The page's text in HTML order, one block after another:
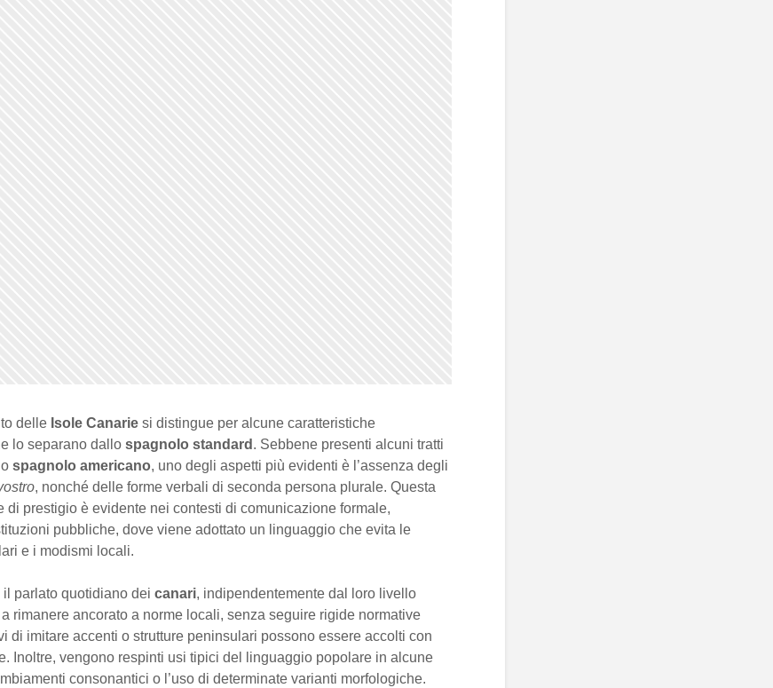
delle Isole Canarie si distingue per alcune caratteristiche
lo separano dallo spagnolo standard . Sebbene presenti alcuni tratti
spagnolo americano, uno degli aspetti più evidenti è l’assenza degli
, nonché delle forme verbali di seconda persona plurale. Questa
di prestigio è evidente nei contesti di comunicazione formale,
pubbliche, dove viene adottato un linguaggio che evita le
e i modismi locali.
il parlato quotidiano dei canari, indipendentemente dal loro livello
rimanere ancorato a norme locali, senza seguire rigide normative
di imitare accenti o strutture peninsulari possono essere accolti con
Inoltre, vengono respinti usi tipici del linguaggio popolare in alcune
consonantici o l’uso di determinate varianti morfologiche.